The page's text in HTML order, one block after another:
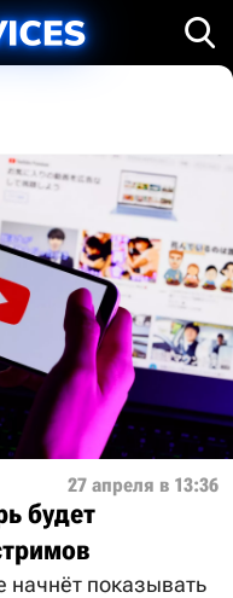
27 апреля в 13:36
будет
начнёт показывать